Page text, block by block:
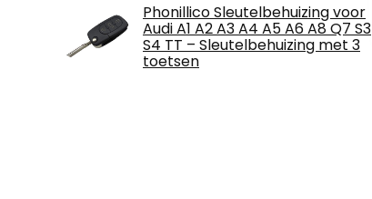
Phonillico Sleutelbehuizing voor
Audi A1 A2 A3 A4 A5 A6 A8 Q7 S3
S4 TT – Sleutelbehuizing met 3
toetsen